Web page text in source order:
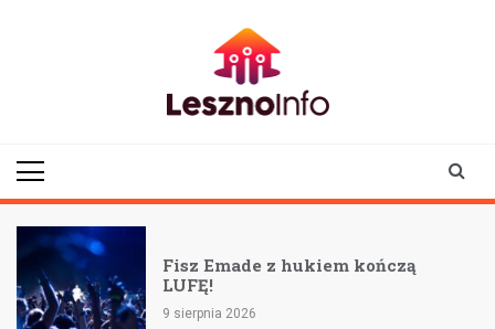
Fisz Emade z hukiem kończą
LUFĘ!
9 sierpnia 2026